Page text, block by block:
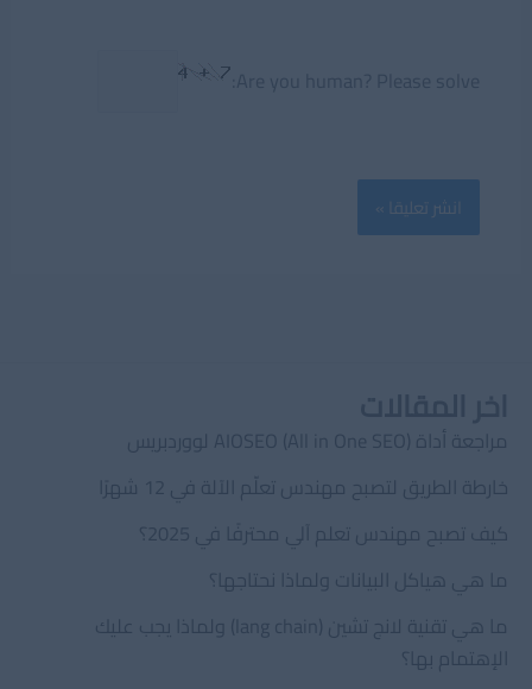
مراجعة أداة AIOSEO (All in One SEO) لووردبريس
خارطة الطريق لتصبح مهندس تعلّم الآلة في 12 شهرًا
كيف تصبح مهندس تعلم آلي محترفًا في 2025؟
ما هي هياكل البيانات ولماذا نحتاجها؟
ما هي تقنية لانج تشين (lang chain) ولماذا يجب عليك
الإهتمام بها؟